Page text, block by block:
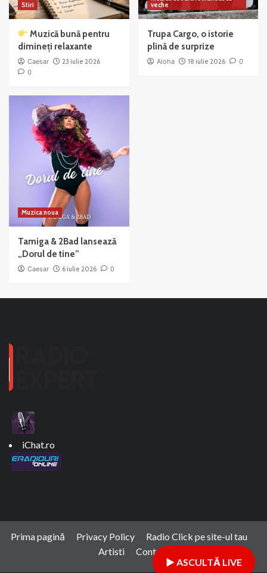
Stiri
Muzică bună pentru
dimineți relaxante
Caesar
23 iulie 2026
0
veche
Trupa Cargo, o istorie
plină de surprize
Aloha 18 iulie 2026 0
Muzica noua
Tamiga & 2Bad lansează
„Dorul de tine”
Caesar 6 iulie 2026 0
▶ ASCULTĂ LIVE
iChat.ro
Prima pagină Privacy Policy
Radio Click pe site-ul tau
Artisti
Contact